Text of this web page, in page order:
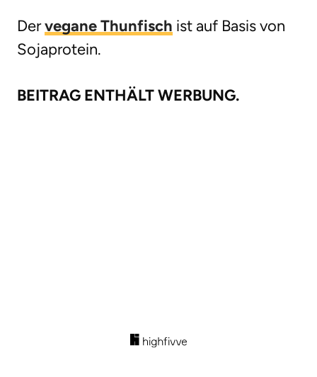
Dervegane Thunfisch ist auf Basis von
Sojaprotein.
BEITRAG ENTHÄLT WERBUNG.